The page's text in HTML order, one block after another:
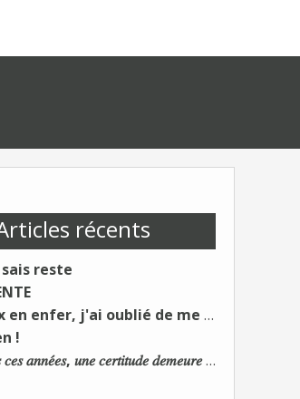
récents
reste
"À genoux en enfer, j'ai oublié de me taire"
!
𝐴𝑝𝑟𝑒̀𝑠 𝑡𝑜𝑢𝑡𝑒𝑠 𝑐𝑒𝑠 𝑎𝑛𝑛𝑒́𝑒𝑠, 𝑢𝑛𝑒 𝑐𝑒𝑟𝑡𝑖𝑡𝑢𝑑𝑒 𝑑𝑒𝑚𝑒𝑢𝑟𝑒 : 𝐿𝑒 𝑚𝑜𝑛𝑑𝑒 𝑑𝑢 𝑡𝑟𝑎𝑣𝑎𝑖𝑙 𝑐ℎ𝑎𝑛𝑔𝑒. 𝐿𝑒𝑠 𝑐𝑜𝑛𝑠 𝑠'𝑎𝑑𝑎𝑝𝑡𝑒𝑛𝑡 :)